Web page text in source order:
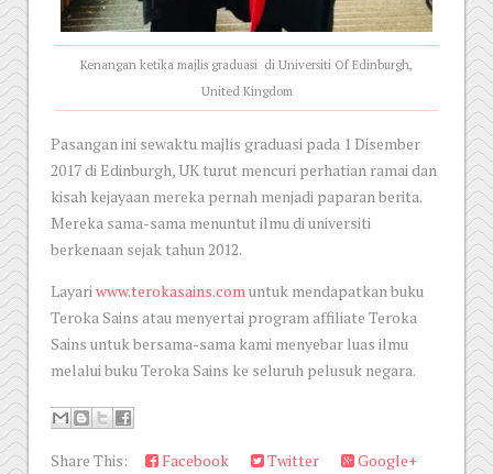
Kenangan ketika majlis graduasi di Universiti Of Edinburgh,
United Kingdom
Pasangan ini sewaktu majlis graduasi pada 1 Disember
2017 di Edinburgh, UK turut mencuri perhatian ramai dan
kisah kejayaan mereka pernah menjadi paparan berita.
Mereka sama-sama menuntut ilmu di universiti
berkenaan sejak tahun 2012.
Layari www.terokasains.com untuk mendapatkan buku
Teroka Sains atau menyertai program affiliate Teroka
Sains untuk bersama-sama kami menyebar luas ilmu
melalui buku Teroka Sains ke seluruh pelusuk negara.
Share This: Facebook Twitter
Google+